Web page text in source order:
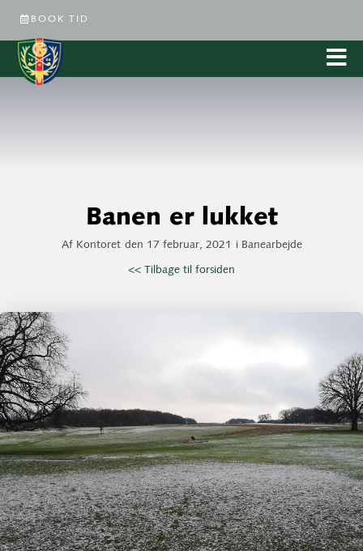
BOOK TID
Banen er lukket
AfKontoret den 17 februar, 2021 i Banearbejde
<< Tilbage til forsiden